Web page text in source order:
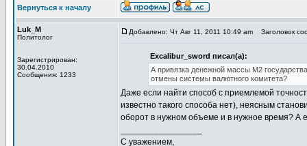
Вернуться к началу
Luk_M
Политолог
Зарегистрирован:
30.04.2010
Сообщения: 1233
Добавлено: Чт Авг 11, 2011 10:49 am Заголовок
Excalibur_sword писал(а):
А привязка денежной массы М2
отмены системы валютного комитета?
Даже если найти способ с приемлемой
известно такого способа нет), неясным
оборот в нужном объеме и в нужное время? А
С уважением,